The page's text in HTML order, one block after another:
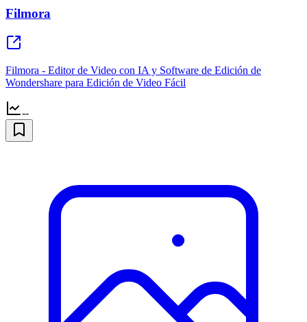
Filmora
Filmora - Editor de Video con IA y Software de Edición de
Wondershare para Edición de Video Fácil
--